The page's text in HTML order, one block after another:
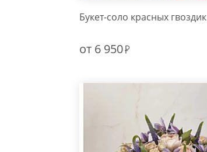
Букет-соло красных гвоздик
от 6 950